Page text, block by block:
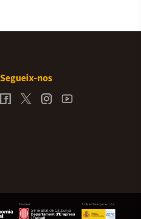
Segueix-nos
Promou: Amb el finançament de: